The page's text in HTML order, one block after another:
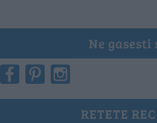
Ne gasesti
RETETE